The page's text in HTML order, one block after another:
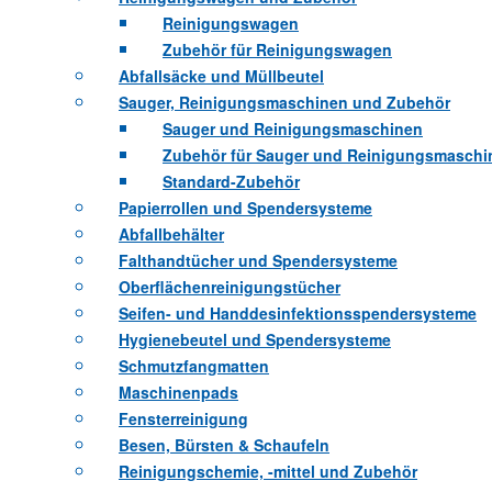
Reinigungswagen
Zubehör für Reinigungswagen
Abfallsäcke und Müllbeutel
Sauger, Reinigungsmaschinen und Zubehör
Sauger und Reinigungsmaschinen
Zubehör für Sauger und
Standard-Zubehör
Papierrollen und Spendersysteme
Abfallbehälter
Falthandtücher und Spendersysteme
Oberflächenreinigungstücher
Seifen- und Handdesinfektionsspendersysteme
Hygienebeutel und Spendersysteme
Schmutzfangmatten
Maschinenpads
Fensterreinigung
Besen, Bürsten & Schaufeln
Reinigungschemie, -mittel und Zubehör